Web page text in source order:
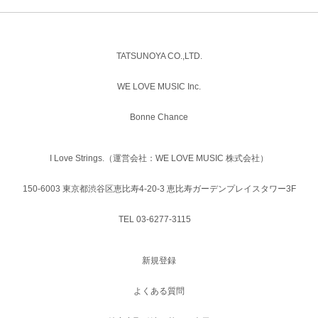
TATSUNOYA CO.,LTD.
WE LOVE MUSIC Inc.
Bonne Chance
I Love Strings.（運営会社：WE LOVE MUSIC 株式会社）
150-6003 東京都渋谷区恵比寿4-20-3 恵比寿ガーデンプレイスタワー3F
TEL 03-6277-3115
新規登録
よくある質問